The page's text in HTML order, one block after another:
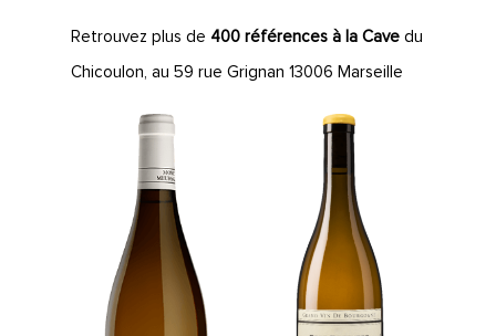
Retrouvez plus de 400 références à la Cave du
Chicoulon, au 59 rue Grignan 13006 Marseille